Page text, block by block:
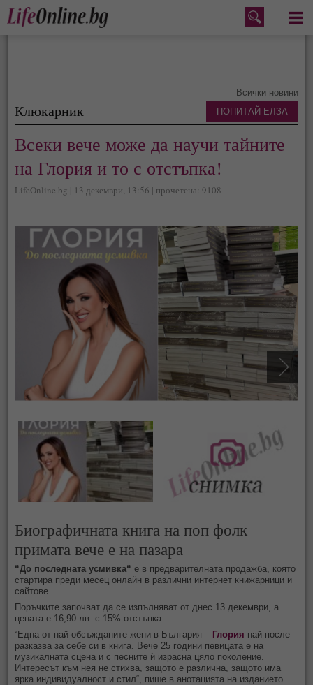
Меню
Всички новини
Клюкарник
Всеки вече може да научи тайните
на Глория и то с отстъпка!
LifeOnline.bg | 13 декември, 13:56 | прочетена: 9108
Биографичната книга на поп фолк
примата вече е на пазара
“До последната усмивка“ е в предварителната продажба, която
стартира преди месец онлайн в различни интернет книжарници и
сайтове.
Поръчките започват да се изпълняват от днес 13 декември, а
цената е 16,90 лв. с 15% отстъпка.
“Една от най-обсъжданите жени в България – Глория най-после
разказва за себе си в книга. Вече 25 години певицата е на
музикалната сцена и с песните ѝ израсна цяло поколение.
Интересът към нея не стихва, защото е различна, защото има
ярка индивидуалност и стил“, пише в анотацията на изданието.
ПОПИТАЙ ЕЛЗА